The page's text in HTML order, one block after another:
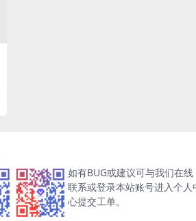
如有BUG或建议可与我们在线
联系或登录本站账号进入个人
心提交工单。